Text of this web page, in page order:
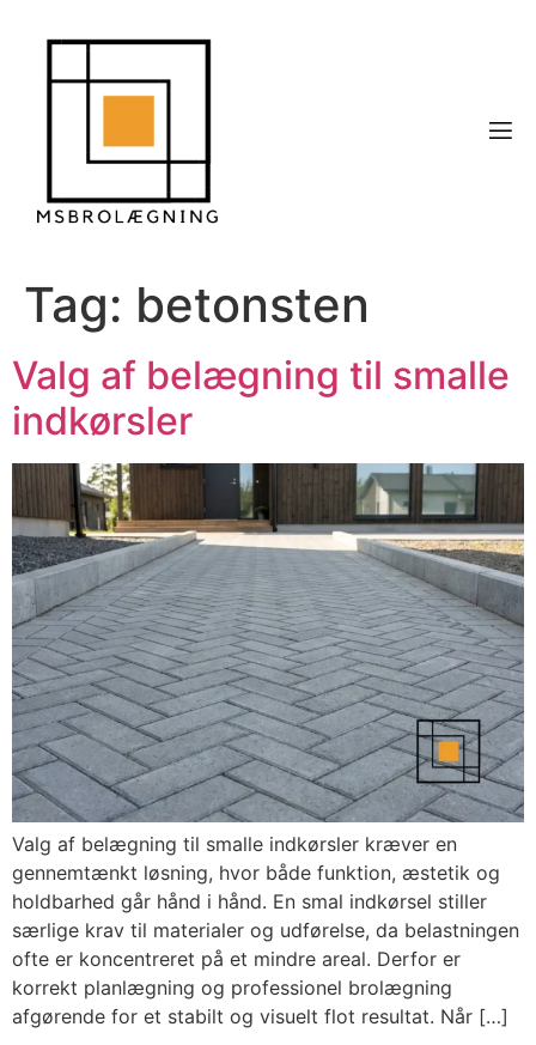
Tag: betonsten
Valg af belægning til smalle
indkørsler
Valg af belægning til smalle indkørsler kræver en
gennemtænkt løsning, hvor både funktion, æstetik og
holdbarhed går hånd i hånd. En smal indkørsel stiller
særlige krav til materialer og udførelse, da belastningen
ofte er koncentreret på et mindre areal. Derfor er
korrekt planlægning og professionel brolægning
afgørende for et stabilt og visuelt flot resultat. Når […]